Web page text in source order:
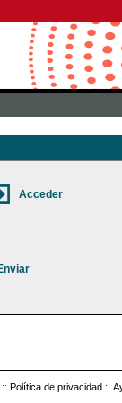
:: Política de privacidad ::